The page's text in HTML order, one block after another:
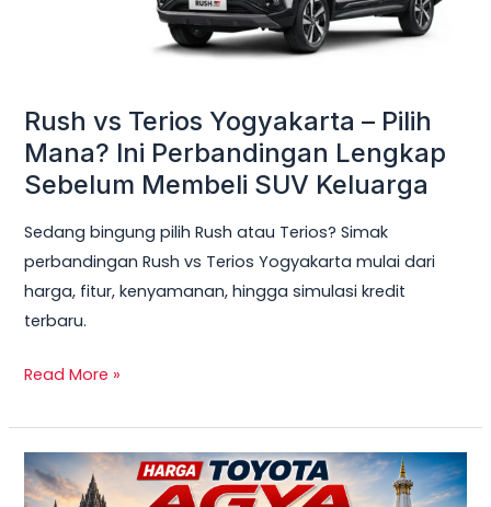
Rush vs Terios Yogyakarta – Pilih
Mana? Ini Perbandingan Lengkap
Sebelum Membeli SUV Keluarga
Sedang bingung pilih Rush atau Terios? Simak
perbandingan Rush vs Terios Yogyakarta mulai dari
harga, fitur, kenyamanan, hingga simulasi kredit
terbaru.
Membeli
SUV
Keluarga
Read More »
TERBARU!
Harga